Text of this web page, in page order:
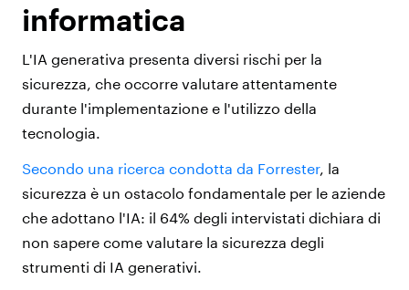
informatica
L'IA generativa presenta diversi rischi per la
sicurezza, che occorre valutare attentamente
durante l'implementazione e l'utilizzo della
tecnologia.
Secondo una ricerca condotta da Forrester, la
sicurezza è un ostacolo fondamentale per le aziende
che adottano l'IA: il 64% degli intervistati dichiara di
non sapere come valutare la sicurezza degli
strumenti di IA generativi.